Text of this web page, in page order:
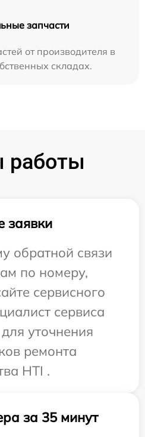
запчасти
от производителя в
складах.
работы
заявки
обратной связи
по номеру,
сервисного
сервиса
уточнения
ремонта
HTI .
за 35 минут